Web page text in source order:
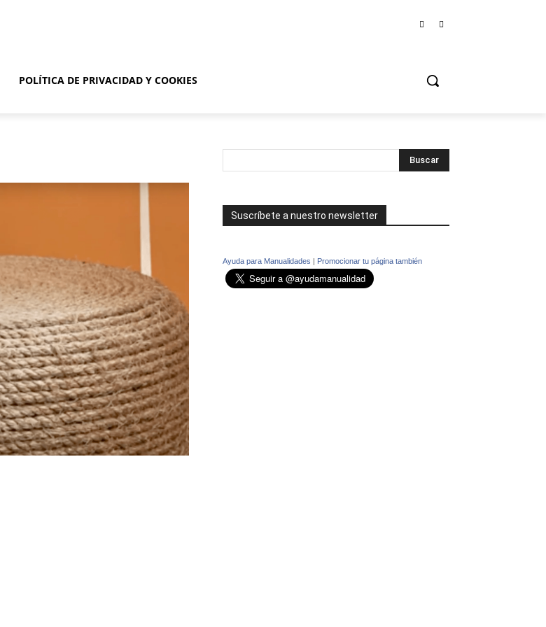
POLÍTICA DE PRIVACIDAD Y COOKIES
Suscríbete a nuestro newsletter
Ayuda para Manualidades | Promocionar tu página también